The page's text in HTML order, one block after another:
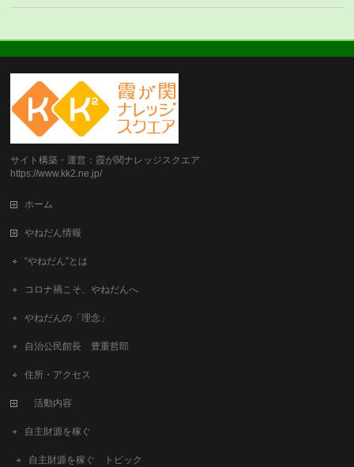
サイト構築・運営：霞が関ナレッジスクエア
https://www.kk2.ne.jp/
ホーム
やねだん情報
“やねだん”とは
コロナ禍こそ、やねだんへ
やねだんの「理念」
自治公民館長 豊重哲郎
住所・アクセス
活動内容
自主財源を稼ぐ
自主財源を稼ぐ トピック